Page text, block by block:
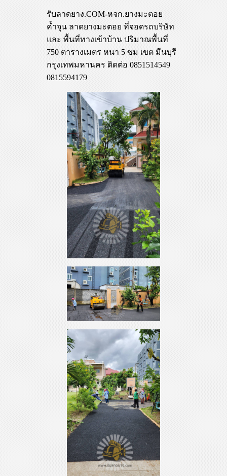
รับลาดยาง.COM-หจก.ยางมะตอย
ค้ำจุน ลาดยางมะตอย ที่จอดรถบริษัท
และ พื้นที่ทางเข้าบ้าน ปริมาณพื้นที่
750 ตารางเมตร หนา 5 ซม เขต มีนบุรี
กรุงเทพมหานคร ติดต่อ 0851514549
0815594179